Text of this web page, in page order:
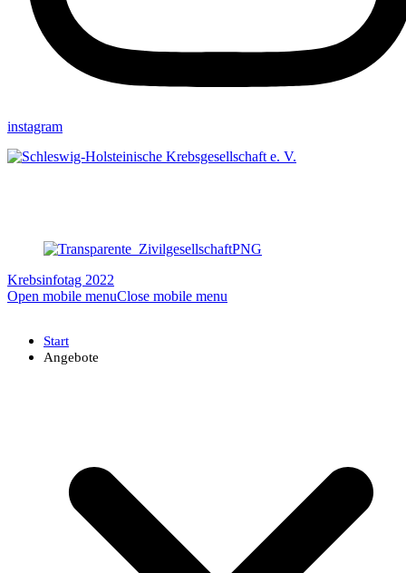
instagram
Krebsinfotag 2022
Open mobile menuClose mobile menu
Start
Angebote